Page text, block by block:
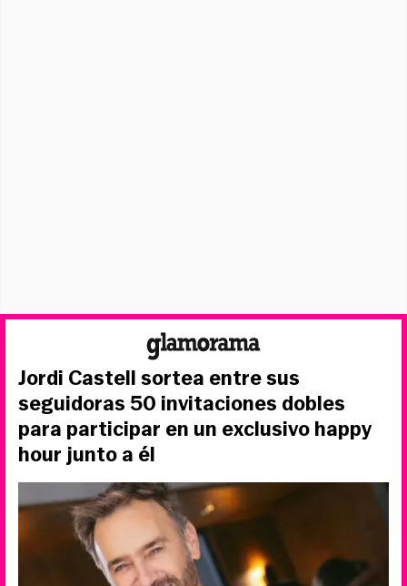
Jordi Castell sortea entre sus
seguidoras 50 invitaciones dobles
para participar en un exclusivo happy
hour junto a él